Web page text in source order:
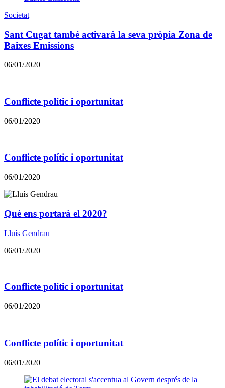
Societat
Sant Cugat també activarà la seva pròpia Zona de
Baixes Emissions
06/01/2020
Conflicte polític i oportunitat
06/01/2020
Conflicte polític i oportunitat
06/01/2020
​​Què ens portarà el 2020?
Lluís Gendrau
06/01/2020
Conflicte polític i oportunitat
06/01/2020
Conflicte polític i oportunitat
06/01/2020